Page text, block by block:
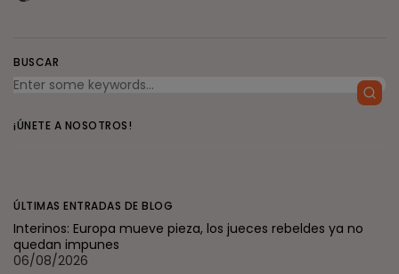
BUSCAR
¡ÚNETE A NOSOTROS!
ÚLTIMAS ENTRADAS DE BLOG
Interinos: Europa mueve pieza, los jueces rebeldes ya no
quedan impunes
06/08/2026